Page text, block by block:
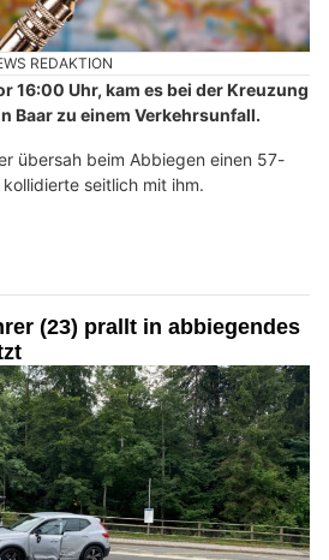
REDAKTION
16:00 Uhr, kam es bei der Kreuzung
Baar zu einem Verkehrsunfall.
übersah beim Abbiegen einen 57-
seitlich mit ihm.
(23) prallt in abbiegendes